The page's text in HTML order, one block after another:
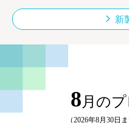
新
8 月の
（2026年8月30日